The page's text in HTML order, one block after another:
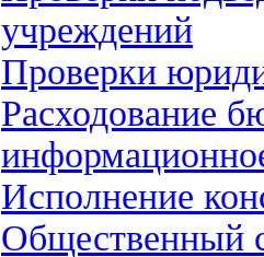
учреждений
Проверки
Расходование
Исполнение
Общественный